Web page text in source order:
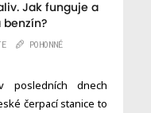
Jak funguje a
benzín?
POHONNÉ
posledních dnech
čerpací stanice to